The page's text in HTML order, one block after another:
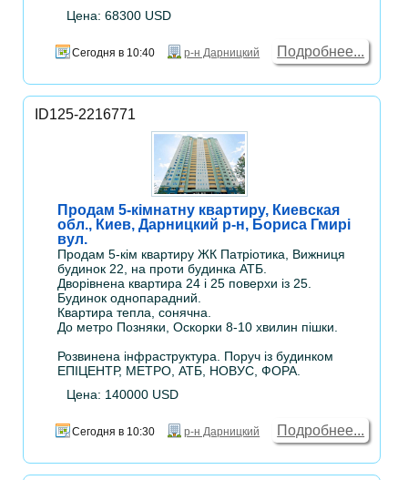
Цена: 68300 USD
Сегодня в 10:40 р-н Дарницкий Подробнее...
ID125-2216771
Продам 5-кімнатну квартиру, Киевская
обл., Киев, Дарницкий р-н, Бориса Гмирі
вул.
Продам 5-кім квартиру ЖК Патріотика, Вижниця
будинок 22, на проти будинка АТБ.
Дворівнена квартира 24 і 25 поверхи із 25.
Будинок однопарадний.
Квартира тепла, сонячна.
До метро Позняки, Оскорки 8-10 хвилин пішки.
Розвинена інфраструктура. Поруч із будинком
ЕПІЦЕНТР, МЕТРО, АТБ, НОВУС, ФОРА.
Цена: 140000 USD
Сегодня в 10:30 р-н Дарницкий Подробнее...